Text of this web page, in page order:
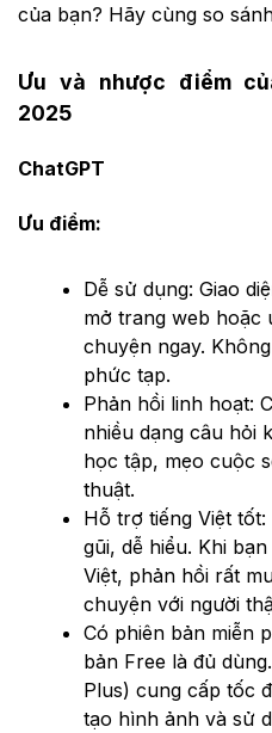
của bạn? Hãy cùng so
Ưu và nhược điểm
2025
ChatGPT
Ưu điểm:
Dễ sử dụng: Giao
mở trang web hoặc
chuyện ngay.
phức tạp.
Phản hồi linh hoạt:
nhiều dạng câu hỏi
học tập, mẹo cuộc
thuật.
Hỗ trợ tiếng Việt
gũi, dễ hiểu. Khi
Việt, phản hồi rất
chuyện với người
Có phiên bản miễn
bản Free là đủ
Plus) cung cấp tốc
tạo hình ảnh và sử